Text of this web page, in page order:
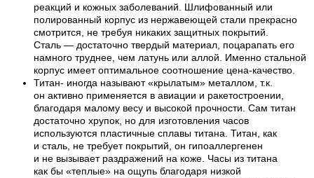
реакций и кожных заболеваний. Шлифованный или
полированный корпус из нержавеющей стали прекрасно
смотрится, не требуя никаких защитных покрытий.
Сталь — достаточно твердый материал, поцарапать его
намного труднее, чем латунь или аллой. Именно стальной
корпус имеет оптимальное соотношение цена-качество.
Титан- иногда называют «крылатым» металлом, т.к.
он активно применяется в авиации и ракетостроении,
благодаря малому весу и высокой прочности. Сам титан
достаточно хрупок, но для изготовления часов
используются пластичные сплавы титана. Титан, как
и сталь, не требует покрытий, он гипоаллергенен
и не вызывает раздражений на коже. Часы из титана
как бы «теплые» на ощупь благодаря низкой